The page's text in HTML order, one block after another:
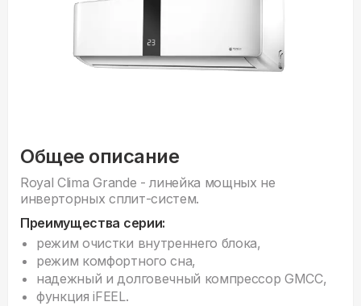
Общее описание
Royal Clima Grande - линейка мощных не
инверторных сплит-систем.
Преимущества серии:
режим очистки внутреннего блока,
режим комфортного сна,
надежный и долговечный компрессор GMCC,
функция iFEEL.